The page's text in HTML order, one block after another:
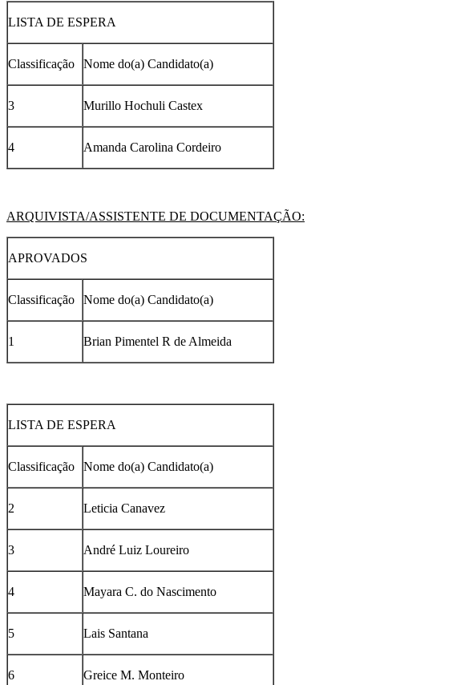
LISTA DE ESPERA
Classificação Nome do(a) Candidato(a)
3 Murillo Hochuli Castex
4 Amanda Carolina Cordeiro
ARQUIVISTA/ASSISTENTE DE DOCUMENTAÇÃO:
APROVADOS
Classificação Nome do(a) Candidato(a)
1 Brian Pimentel R de Almeida
LISTA DE ESPERA
Classificação Nome do(a) Candidato(a)
2 Leticia Canavez
3 André Luiz Loureiro
4 Mayara C. do Nascimento
5 Lais Santana
6 Greice M. Monteiro